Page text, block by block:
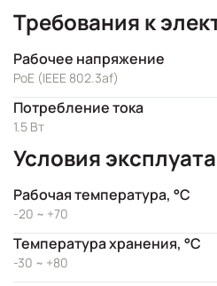
Требования к
Рабочее напряжение
PoE (IEEE 802.3af)
Потребление тока
1.5 Вт
Условия
Рабочая температура, °C
-20 ~ +70
Температура хранения, °C
-30 ~ +80